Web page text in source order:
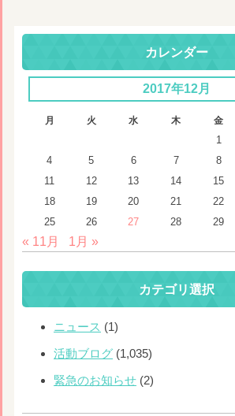
カレンダー
2017年12月
月 火 水 木 金
1
4
5 6 7 8
11
12 13 14 15
18
19 20 21 22
25
26 27 28 29
« 11月 1月 »
カテゴリ選択
ニュース (1)
活動ブログ (1,035)
緊急のお知らせ (2)